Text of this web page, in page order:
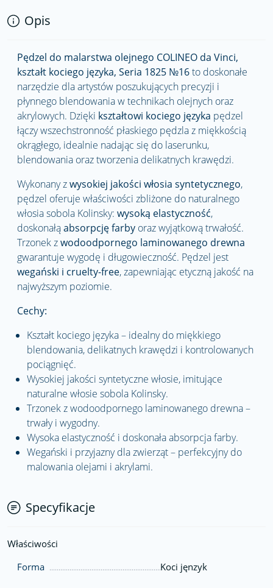
Opis
Pędzel do malarstwa olejnego COLINEO da Vinci,
kształt kociego języka, Seria 1825 №16to doskonałe
narzędzie dla artystów poszukujących precyzji i
płynnego blendowania w technikach olejnych oraz
akrylowych. Dzięki kształtowi kociego języka pędzel
łączy wszechstronność płaskiego pędzla z miękkością
okrągłego, idealnie nadając się do laserunku,
blendowania oraz tworzenia delikatnych krawędzi.
Wykonany zwysokiej jakości włosia syntetycznego,
pędzel oferuje właściwości zbliżone do naturalnego
włosia sobola Kolinsky: wysoką elastyczność,
doskonałąabsorpcję farby oraz wyjątkową trwałość.
Trzonek zwodoodpornego laminowanego drewna
gwarantuje wygodę i długowieczność. Pędzel jest
wegański i cruelty-free, zapewniając etyczną jakość na
najwyższym poziomie.
Cechy:
Kształt kociego języka – idealny do miękkiego
blendowania, delikatnych krawędzi i kontrolowanych
pociągnięć.
Wysokiej jakości syntetyczne włosie, imitujące
naturalne włosie sobola Kolinsky.
Trzonek z wodoodpornego laminowanego drewna –
trwały i wygodny.
Wysoka elastyczność i doskonała absorpcja farby.
Wegański i przyjazny dla zwierząt – perfekcyjny do
malowania olejami i akrylami.
Specyfikacje
Właściwości
Forma
Koci jęnzyk